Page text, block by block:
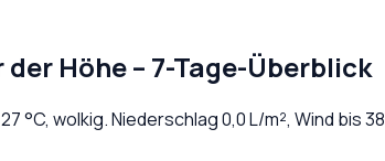
der Höhe– 7-Tage-Überblick
27°C, wolkig. Niederschlag0,0L/m², Wind bis38